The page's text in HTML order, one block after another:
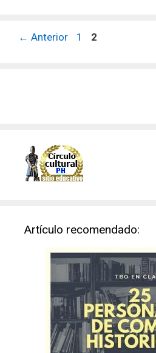
Somme
← Anterior Página
1 Página
2
Artículo recomendado: